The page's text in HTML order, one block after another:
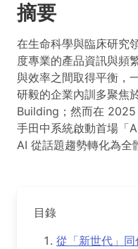
摘要
在生命科學與臨床研究
度專業的產品資訊與頻
與效率之間取得平衡，
研毅的企業內訓多聚焦
Building；然而在
手田中系統啟動首場「
AI 從話題趨勢轉化為全
目錄
從「新世代」